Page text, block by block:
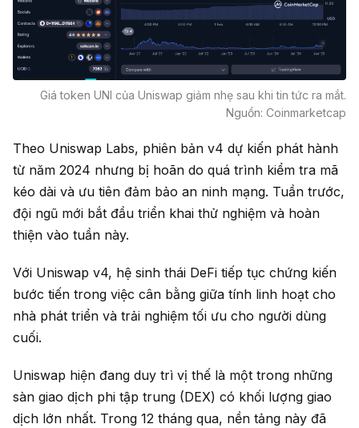
Giá token UNI của Uniswap giảm nhẹ sau khi tin tức ra mắt.
Nguồn: Coinmarketcap
Theo Uniswap Labs, phiên bản v4 dự kiến phát hành
từ năm 2024 nhưng bị hoãn do quá trình kiểm tra mã
kéo dài và ưu tiên đảm bảo an ninh mạng. Tuần trước,
đội ngũ mới bắt đầu triển khai thử nghiệm và hoàn
thiện vào tuần này.
Với Uniswap v4, hệ sinh thái DeFi tiếp tục chứng kiến
bước tiến trong việc cân bằng giữa tính linh hoạt cho
nhà phát triển và trải nghiệm tối ưu cho người dùng
cuối.
Uniswap hiện đang duy trì vị thế là một trong những
sàn giao dịch phi tập trung (DEX) có khối lượng giao
dịch lớn nhất. Trong 12 tháng qua, nền tảng này đã